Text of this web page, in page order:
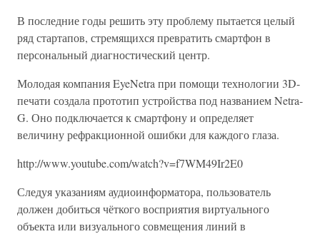
В последние годы решить эту проблему пытается целый
ряд стартапов, стремящихся превратить смартфон в
персональный диагностический центр.
Молодая компания EyeNetra при помощи технологии 3D-
печати создала прототип устройства под названием Netra-
G. Оно подключается к смартфону и определяет
величину рефракционной ошибки для каждого глаза.
http://www.youtube.com/watch?v=f7WM49Ir2E0
Следуя указаниям аудиоинформатора, пользователь
должен добиться чёткого восприятия виртуального
объекта или визуального совмещения линий в